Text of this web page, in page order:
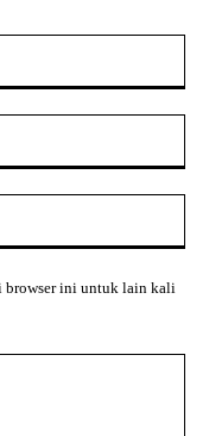
browser ini untuk lain kali